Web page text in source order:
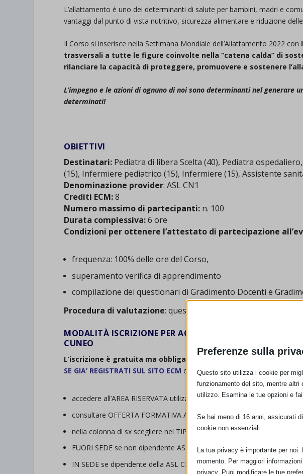
L’allattamento è uno dei determinanti di salute per bambini, madri e
vantaggi dal punto di vista nutritivo, sicurezza alimentare e riduzione
Il Corso si inserisce nella Settimana Mondiale dell’Allattamento 2022 con
trasversali a tutte le figure coinvolte nella “catena calda” di
rilanciare la capacità di proteggere, promuovere e sostenere
L’impegno e le azioni di ognuno di noi sono determinanti nel generare
determinati!
OBIETTIVI
Destinatari: Pediatra di libera Scelta (40), Pediatra
(15), Infermiere pediatrico (15), Infermiere (15), Assistente
Denominazione provider: ASL CN1
Crediti ECM:8
Numero massimo di partecipanti: n. 100
Durata complessiva:6 ore
Condizioni per ottenere l’attestato di partecipazione
frequenza: 100% delle ore del Corso,
superamento verifica di apprendimento
compilazione dei questionari di Gradimento Docenti e
Procedura di valutazione: questionario
MODALITÀ ISCRIZIONE PER ACCEDERE ALLA
CUNEO
L’iscrizione è gratuita ma obbligatoria e può essere effettuata:
SE GIA’ REGISTRATI SUL SITO ECM on-line all’indirizzo
accedere all’AREA RISERVATA utilizzando utente e password
consultare OFFERTA FORMATIVA ACCREDITATI
nella colonna di sx scegliere nel TIPO ORGANIZZATORE
FUORI SEDE se non dipendente ASL CN1
IN SEDE se dipendente della ASL CN1
Preferenze sulla
Questo sito utilizza i cookie per
funzionamento del sito, mentre altri
utilizzo. Esamina le tue opzioni e
Se hai meno di 16 anni, assicurati
cookie non essenziali.
La tua privacy è importante per
momento. Per maggiori
privacy. Puoi modificare le tue